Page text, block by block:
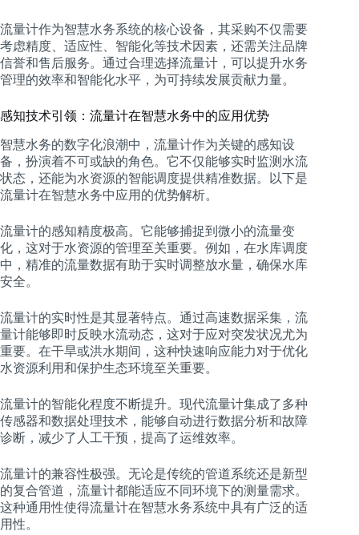
流量计作为智慧水务系统的核心设备，其采购不仅需要
考虑精度、适应性、智能化等技术因素，还需关注品牌
信誉和售后服务。通过合理选择流量计，可以提升水务
管理的效率和智能化水平，为可持续发展贡献力量。
感知技术引领：流量计在智慧水务中的应用优势
智慧水务的数字化浪潮中，流量计作为关键的感知设
备，扮演着不可或缺的角色。它不仅能够实时监测水流
状态，还能为水资源的智能调度提供精准数据。以下是
流量计在智慧水务中应用的优势解析。
流量计的感知精度极高。它能够捕捉到微小的流量变
化，这对于水资源的管理至关重要。例如，在水库调度
中，精准的流量数据有助于实时调整放水量，确保水库
安全。
流量计的实时性是其显著特点。通过高速数据采集，流
量计能够即时反映水流动态，这对于应对突发状况尤为
重要。在干旱或洪水期间，这种快速响应能力对于优化
水资源利用和保护生态环境至关重要。
流量计的智能化程度不断提升。现代流量计集成了多种
传感器和数据处理技术，能够自动进行数据分析和故障
诊断，减少了人工干预，提高了运维效率。
流量计的兼容性极强。无论是传统的管道系统还是新型
的复合管道，流量计都能适应不同环境下的测量需求。
这种通用性使得流量计在智慧水务系统中具有广泛的适
用性。